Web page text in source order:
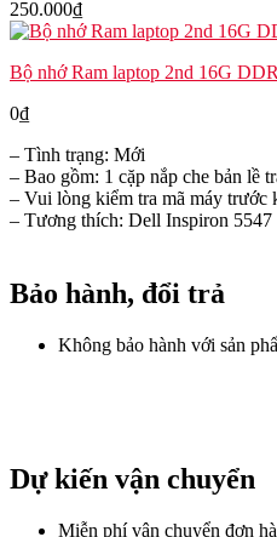
250.000₫
Bộ nhớ Ram laptop 2nd 16G
0₫
– Tình trạng: Mới
– Bao gồm: 1 cặp nắp che bản lề
– Vui lòng kiểm tra mã máy trước
– Tương thích: Dell Inspiron
Bảo hành, đổi trả
Không bảo hành với sản
Dự kiến vận chuyển
Miễn phí vận chuyển đơn